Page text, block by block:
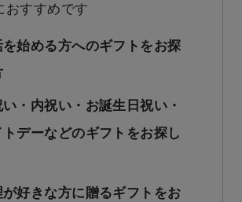
おすすめです
を始める方へのギフトをお探
・内祝い・お誕生日祝い・
デーなどのギフトをお探し
が好きな方に贈るギフトをお